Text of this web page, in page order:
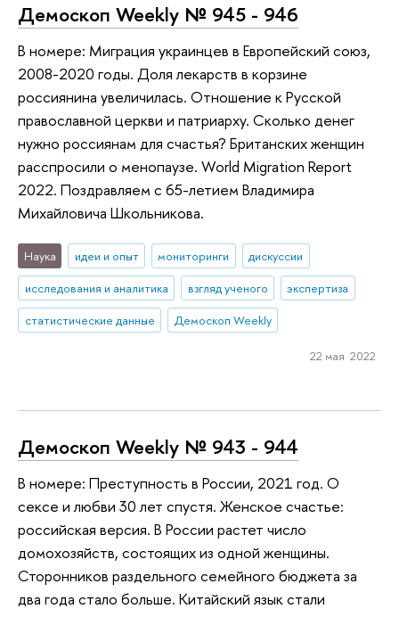
Демоскоп Weekly № 945 - 946
В номере: Миграция украинцев в Европейский союз,
2008-2020 годы. Доля лекарств в корзине
россиянина увеличилась. Отношение к Русской
православной церкви и патриарху. Сколько денег
нужно россиянам для счастья? Британских женщин
расспросили о менопаузе. World Migration Report
2022. Поздравляем с 65-летием Владимира
Михайловича Школьникова.
Наука идеи и опыт мониторинги
дискуссии
исследования и аналитика
взгляд ученого
экспертиза
статистические данные
Демоскоп Weekly
22 мая 2022
Демоскоп Weekly № 943 - 944
В номере: Преступность в России, 2021 год. О
сексе и любви 30 лет спустя. Женское счастье:
российская версия. В России растет число
домохозяйств, состоящих из одной женщины.
Сторонников раздельного семейного бюджета за
два года стало больше. Китайский язык стали